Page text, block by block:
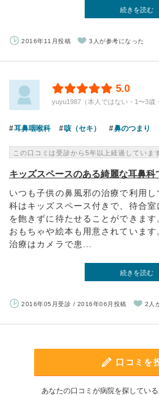
続きを読む
2016年11月投稿 3人が参考になった
5.0
yuyu1987（本人ではない・1〜3歳
耳鼻咽喉科 咳（セキ） 鼻のつまり
この口コミは受診から5年以上経過していま
キッズスペースのある綺麗な耳鼻科
いつも子供の鼻風邪の治療で利用
科はキッズスペース付きで、待合
を飽きずに待たせることができます
おもちゃや絵本も用意されています
治療はカメラで患...
続きを読む
2016年05月受診 / 2016年06月投稿 2人
口コミを
あなたの口コミが病院を探している